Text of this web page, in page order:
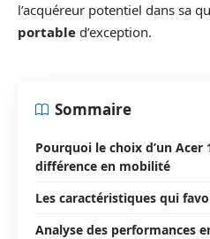
l’acquéreur potentiel dans sa
portable d’exception.
Sommaire
Pourquoi le choix d’un Acer
différence en mobilité
Les caractéristiques qui
Analyse des performances